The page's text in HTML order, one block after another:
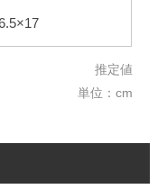
推定値
単位：cm